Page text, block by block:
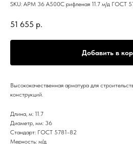
SKU: АРМ 36 А500С рифленая 11.7 м/д ГОСТ
51 655 р.
Добавить в
Высококачественная арматура для
конструкций.
Длина, м: 11.7
Диаметр, мм: 36
Стандарт: ГОСТ 5781-82
Мерность: м/д